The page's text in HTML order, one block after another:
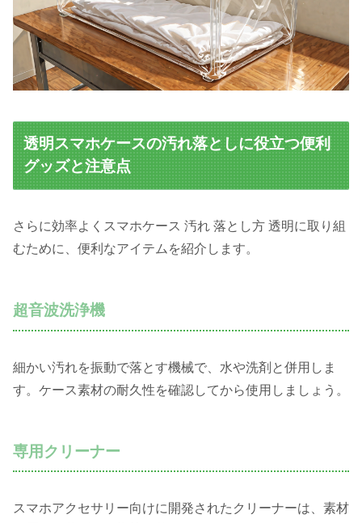
透明スマホケースの汚れ落としに役立つ便利
グッズと注意点
さらに効率よくスマホケース 汚れ 落とし方 透明に取り組
むために、便利なアイテムを紹介します。
超音波洗浄機
細かい汚れを振動で落とす機械で、水や洗剤と併用しま
す。ケース素材の耐久性を確認してから使用しましょう。
専用クリーナー
スマホアクセサリー向けに開発されたクリーナーは、素材